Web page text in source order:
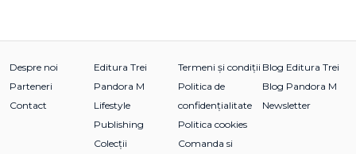
Despre noi
Parteneri
Contact
Editura Trei
Pandora M
Lifestyle
Publishing
Colecții
Termeni și condiții
Politica de
confidențialitate
Politica cookies
Comanda si
Blog Editura Trei
Blog Pandora M
Newsletter